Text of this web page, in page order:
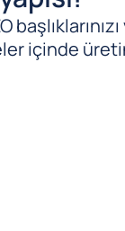
içinde